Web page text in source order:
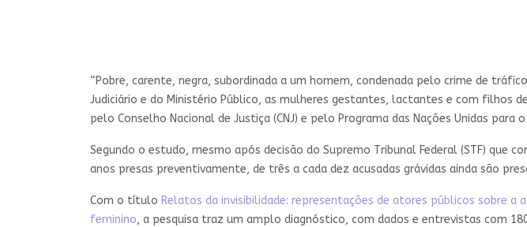
“Pobre, carente, negra, subordinada a um homem, condenada pelo crime de
Judiciário e do Ministério Público, as mulheres gestantes, lactantes e com filhos
pelo Conselho Nacional de Justiça (CNJ) e pelo Programa das Nações Unidas para
Segundo o estudo, mesmo após decisão do Supremo Tribunal Federal (STF) que
anos presas preventivamente, de três a cada dez acusadas grávidas ainda são
Com o título Relatos da invisibilidade: representações de atores públicos sobre a
feminino, a pesquisa traz um amplo diagnóstico, com dados e entrevistas com